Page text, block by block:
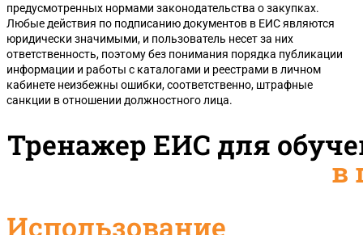
предусмотренных нормами законодательства о закупках.
Любые действия по подписанию документов в ЕИС являются
юридически значимыми, и пользователь несет за них
ответственность, поэтому без понимания порядка публикации
информации и работы с каталогами и реестрами в личном
кабинете неизбежны ошибки, соответственно, штрафные
санкции в отношении должностного лица.
Тренажер ЕИС для
в
Использование